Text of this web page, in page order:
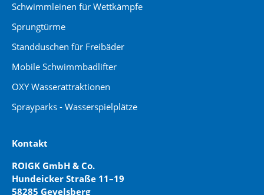
Schwimmleinen für Wettkämpfe
Sprungtürme
Standduschen für Freibäder
Mobile Schwimmbadlifter
OXY Wasserattraktionen
Sprayparks - Wasserspielplätze
Kontakt
ROIGK GmbH & Co.
Hundeicker Straße 11–19
58285 Gevelsberg